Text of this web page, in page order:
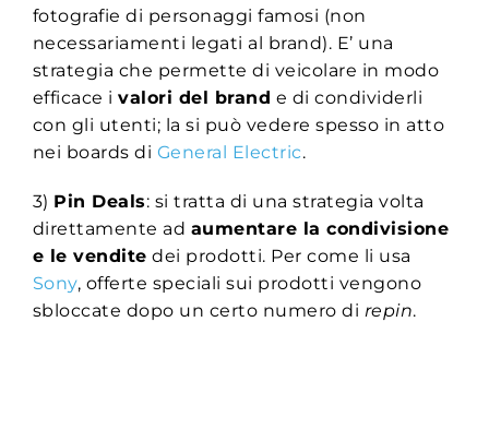
fotografie di personaggi famosi (non
necessariamenti legati al brand). E’ una
strategia che permette di veicolare in modo
efficace ivalori del brand e di condividerli
con gli utenti; la si può vedere spesso in atto
nei boards di General Electric.
3) Pin Deals: si tratta di una strategia volta
direttamente ad aumentare la condivisione
e le vendite dei prodotti. Per come li usa
Sony, offerte speciali sui prodotti vengono
sbloccate dopo un certo numero di repin.